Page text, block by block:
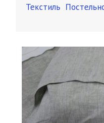
Текстиль